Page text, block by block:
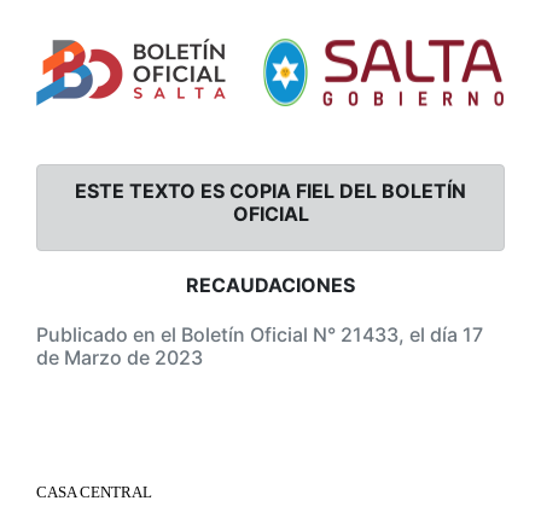
ESTE TEXTO ES COPIA FIEL DEL BOLETÍN
OFICIAL
RECAUDACIONES
Publicado en el Boletín Oficial N° 21433, el día 17
de Marzo de 2023
CASA CENTRAL